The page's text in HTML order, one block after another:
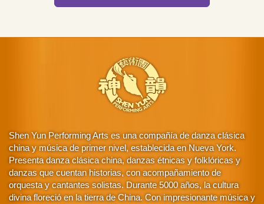
Shen Yun Performing Arts es una compañía de danza clásica
china y música de primer nivel, establecida en Nueva York.
Presenta danza clásica china, danzas étnicas y folklóricas y
danzas que cuentan historias, con acompañamiento de
orquesta y cantantes solistas. Durante 5000 años, la cultura
divina floreció en la tierra de China. Con impresionante música y